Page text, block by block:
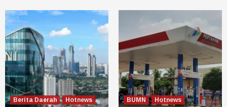
Berita Daerah
Hotnews
BUMN
Hotnews